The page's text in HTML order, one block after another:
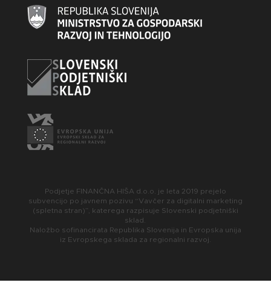
Podjetje FINANČNA HIŠA d.o.o. je leta 2019 prejelo
subvencijo po javnem pozivu “Vavčer za digitalni marketing
(spletna stran)”, katerega razpisuje Slovenski podjetniški
sklad.
Naložbo sofinancirata Republika Slovenija in Evropska unija
iz Evropskega sklada za regionalni razvoj.